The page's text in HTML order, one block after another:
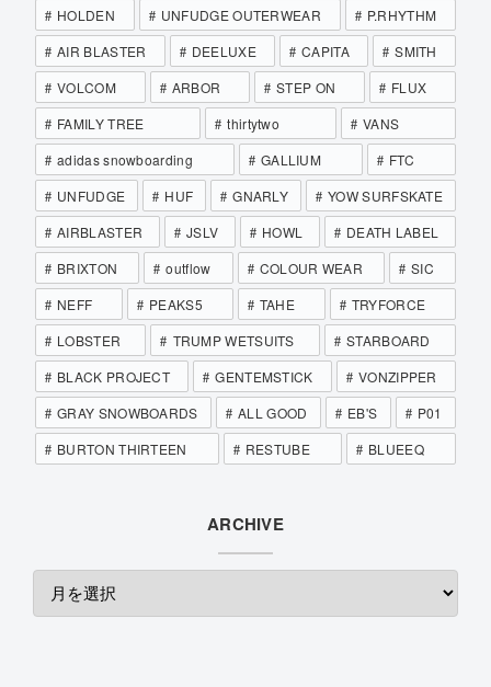
HOLDEN
UNFUDGE OUTERWEAR
P.RHYTHM
AIR BLASTER
DEELUXE CAPITA
SMITH
VOLCOM
ARBOR STEP ON
FLUX
FAMILY TREE
thirtytwo
VANS
adidas snowboarding
GALLIUM
FTC
UNFUDGE
HUF GNARLY
YOW SURFSKATE
AIRBLASTER
JSLV HOWL
DEATH LABEL
BRIXTON
outflow COLOUR WEAR
SIC
NEFF
PEAKS5 TAHE
TRYFORCE
LOBSTER
TRUMP WETSUITS
STARBOARD
BLACK PROJECT
GENTEMSTICK
VONZIPPER
GRAY SNOWBOARDS
ALL GOOD EB'S
P01
BURTON THIRTEEN
RESTUBE BLUEEQ
ARCHIVE